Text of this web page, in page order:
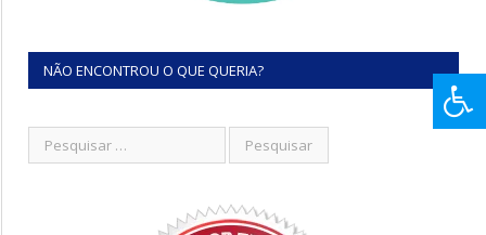
NÃO ENCONTROU O QUE QUERIA?